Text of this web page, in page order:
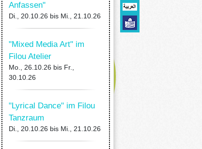
Anfassen"
Di., 20.10.26 bis Mi., 21.10.26
"Mixed Media Art" im
Filou Atelier
Mo., 26.10.26 bis Fr.,
30.10.26
"Lyrical Dance" im Filou
Tanzraum
Di., 20.10.26 bis Mi., 21.10.26